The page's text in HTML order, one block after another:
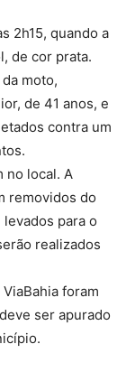
2h15, quando a
de cor prata.
moto,
de 41 anos, e
contra um
no local. A
removidos do
para o
realizados
foram
ser apurado